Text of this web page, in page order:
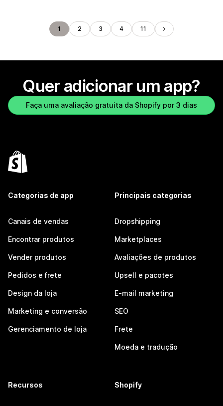
1 2 3 4 11
Quer adicionar um app?
Faça uma avaliação gratuita da Shopify por 3 dias
Categorias de app
Canais de vendas
Encontrar produtos
Vender produtos
Pedidos e frete
Design da loja
Marketing e conversão
Gerenciamento de loja
Principais categorias
Dropshipping
Marketplaces
Avaliações de produtos
Upsell e pacotes
E-mail marketing
SEO
Frete
Moeda e tradução
Recursos Shopify